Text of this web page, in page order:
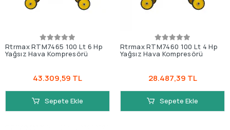
Rtrmax RTM7465 100 Lt 6 Hp
Yağsız Hava Kompresörü
43.309,59 TL
Sepete Ekle
Rtrmax RTM7460 100 Lt 4 Hp
Yağsız Hava Kompresörü
28.487,39 TL
Sepete Ekle